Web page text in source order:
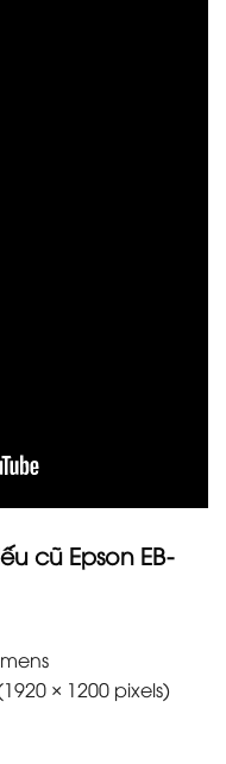
cũ Epson EB-
× 1200 pixels)